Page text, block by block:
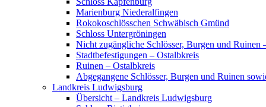
Marienburg Niederalfingen
Rokokoschlösschen Schwäbisch Gmünd
Schloss Untergröningen
Nicht zugängliche Schlösser, Burgen und Ruinen
Stadtbefestigungen – Ostalbkreis
Ruinen – Ostalbkreis
Abgegangene Schlösser, Burgen und Ruinen
Landkreis Ludwigsburg
Übersicht – Landkreis Ludwigsburg